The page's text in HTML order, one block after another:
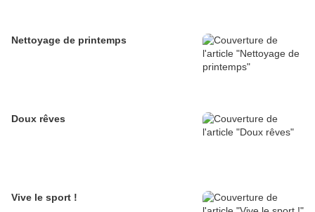
Nettoyage de printemps
Doux rêves
Vive le sport !